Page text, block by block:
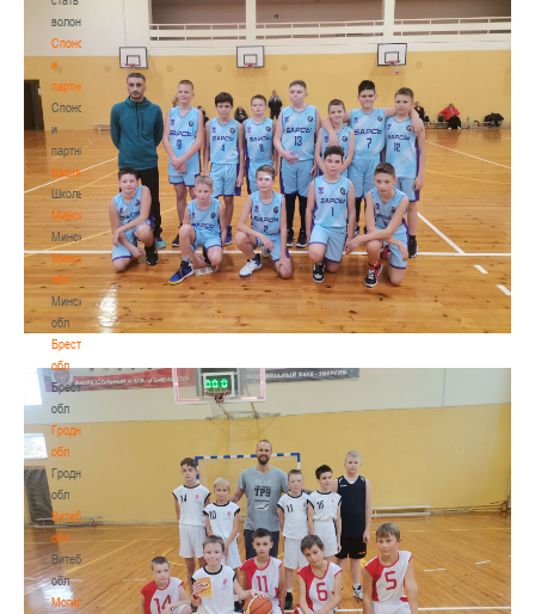
волонтером
Спонсоры
и
партнеры
Спонсоры
и
партнеры
Школы
Школы
Минск
Минск
Минская
обл
Минская
обл
Брестская
обл
Брестская
обл
Гродненская
обл
Гродненская
обл
Витебская
обл
Витебская
обл
Могилевская